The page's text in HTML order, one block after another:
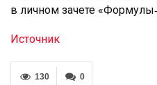
в личном зачете
Источник
0
130